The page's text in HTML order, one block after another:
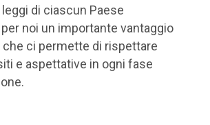
di ciascun Paese
noi un importante vantaggio
ci permette di rispettare
e aspettative in ogni fase